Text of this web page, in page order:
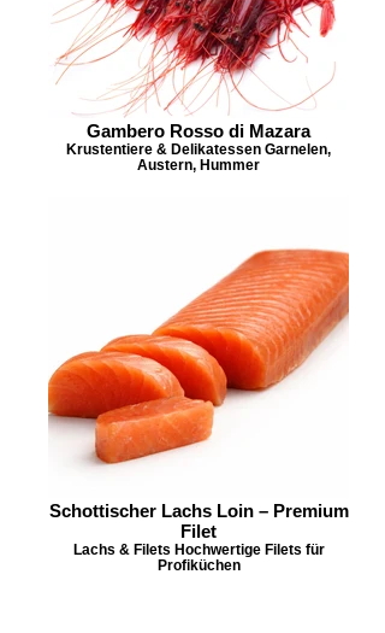
Gambero Rosso di Mazara
Krustentiere & Delikatessen Garnelen,
Austern, Hummer
Schottischer Lachs Loin – Premium
Filet
Lachs & Filets Hochwertige Filets für
Profiküchen